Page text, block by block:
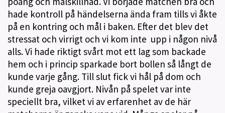
hade kontroll på händelserna ända fram tills vi åkte
på en kontring och mål i baken. Efter det blev det
stressat och virrigt och vi kom inte upp i någon nivå
alls. Vi hade riktigt svårt mot ett lag som backade
hem och i princip sparkade bort bollen så långt de
kunde varje gång. Till slut fick vi hål på dom och
kunde greja oavgjort. Nivån på spelet var inte
speciellt bra, vilket vi av erfarenhet av de här